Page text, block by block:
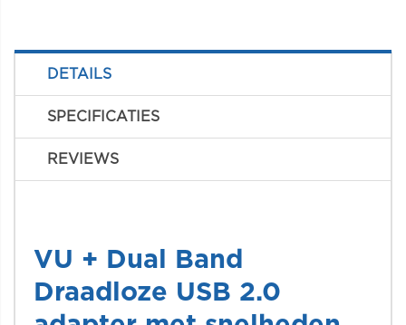
DETAILS
SPECIFICATIES
REVIEWS
VU + Dual Band
Draadloze USB 2.0